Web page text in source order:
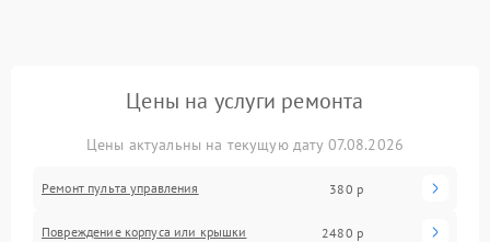
Цены на услуги ремонта
Цены актуальны на текущую дату 07.08.2026
Ремонт пульта управления 380 р
Повреждение корпуса или крышки 2480 р